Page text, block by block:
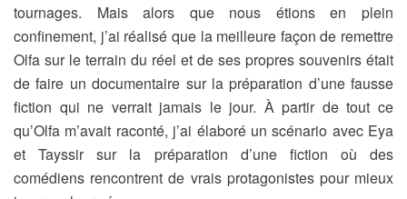
tournages. Mais alors que nous étions en plein
confinement, j’ai réalisé que la meilleure façon de remettre
Olfa sur le terrain du réel et de ses propres souvenirs était
de faire un documentaire sur la préparation d’une fausse
fiction qui ne verrait jamais le jour. À partir de tout ce
qu’Olfa m’avait raconté, j’ai élaboré un scénario avec Eya
et Tayssir sur la préparation d’une fiction où des
comédiens rencontrent de vrais protagonistes pour mieux